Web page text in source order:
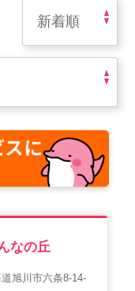
ついて
ついて
なの丘
道旭川市六条8-14-